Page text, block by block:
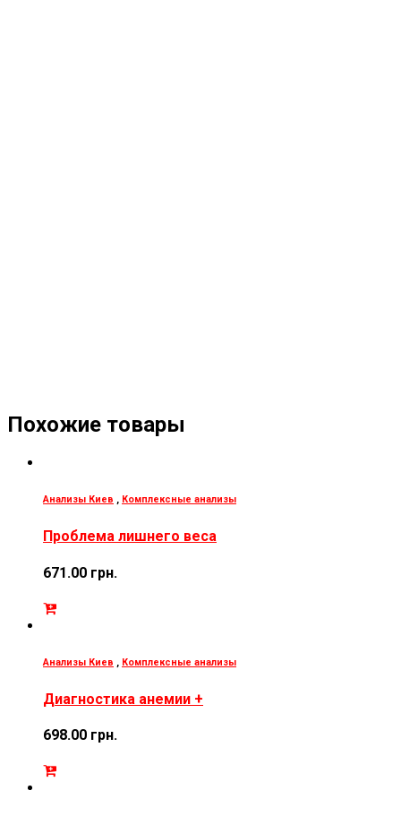
Похожие товары
Анализы Киев , Комплексные анализы
Проблема лишнего веса
671.00 грн.
Анализы Киев , Комплексные анализы
Диагностика анемии +
698.00 грн.